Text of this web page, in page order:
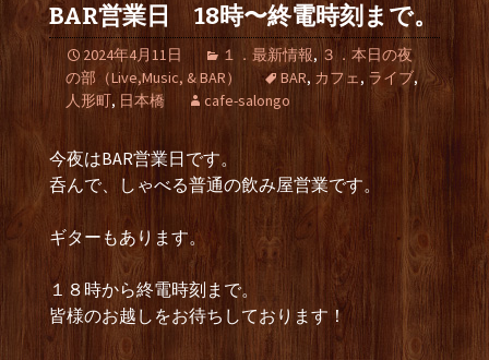
BAR営業日 18時〜終電時刻まで。
2024年4月11日 １．最新情報,３．本日の夜
の部（Live,Music, & BAR）
BAR, カフェ, ライブ,
人形町, 日本橋 cafe-salongo
今夜はBAR営業日です。
呑んで、しゃべる普通の飲み屋営業です。
ギターもあります。
１８時から終電時刻まで。
皆様のお越しをお待ちしております！